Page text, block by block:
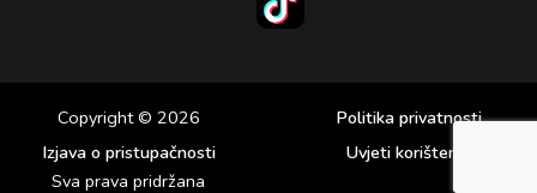
Copyright © 2026
Politika privatnosti
Izjava o pristupačnosti
Uvjeti korištenja
Sva prava pridržana